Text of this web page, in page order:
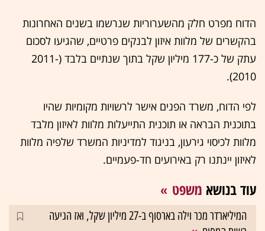
‏‏הדוח מפרט חלק מהשערוריות שנרשמו בשנים האחרונות
בהקשרים של מלוות איזון לבנקים פרטיים, שהגיעו לסכום
עתק של כ-177 מיליון שקל בתוך שנתיים בלבד (2011-
2010).
לפי הדוח, משרד הפנים אישר לרשויות מקומיות שהיו
בתוכנית הבראה או תוכנית התייעלות מלוות לאיזון מלבד
מלוות לכיסוי גירעון, בניגוד למדיניות המשרד שלפיה מלוות
לאיזון יינתנו רק באירועים חד-פעמיים.
עוד בנושא משפט
המיליארדר מכר וילה בארסוף ב-27 מיליון שקל, ואז הגיעה